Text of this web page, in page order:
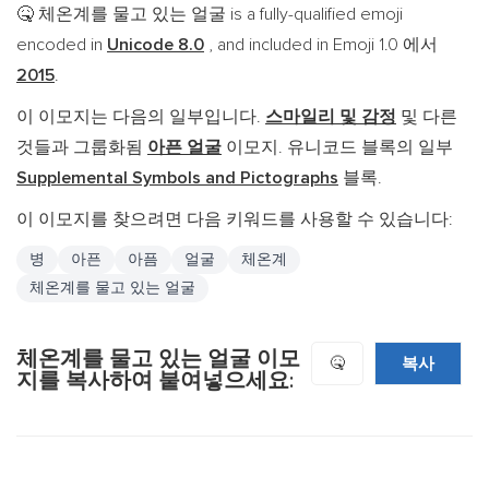
🤒 체온계를 물고 있는 얼굴 is a fully-qualified emoji
encoded in Unicode 8.0 , and included in Emoji 1.0 에서
2015.
이 이모지는 다음의 일부입니다. 스마일리 및 감정 및 다른
것들과 그룹화됨 아픈 얼굴 이모지. 유니코드 블록의 일부
Supplemental Symbols and Pictographs 블록.
이 이모지를 찾으려면 다음 키워드를 사용할 수 있습니다:
병 아픈 아픔 얼굴
체온계
체온계를 물고 있는 얼굴
체온계를 물고 있는 얼굴 이모
지를 복사하여 붙여넣으세요:
🤒 복사